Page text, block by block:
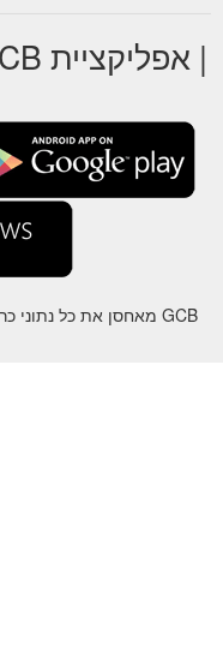
GCB מאחסן את כל נתוני כרטיסי המתנה במכשיר המקומי שלך בלבד.